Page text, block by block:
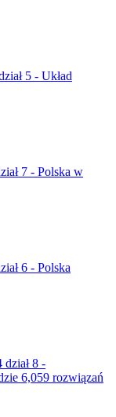
5 - Układ
7 - Polska w
6 - Polska
dział 8 -
6,059 rozwiązań